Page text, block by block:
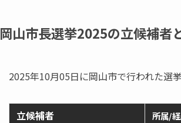
岡山市長選挙2025の立候補者
2025年10月05日に岡山市で行われた選
立候補者 所属/